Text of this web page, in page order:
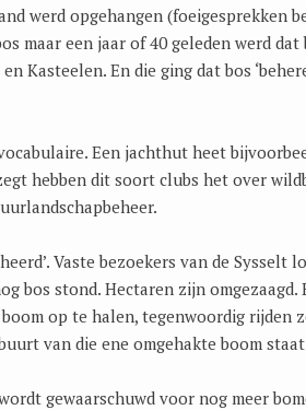
werd opgehangen (foeigesprekken
maar een jaar of 40 geleden werd
Kasteelen. En die ging dat bos
Een jachthut heet
hebben dit soort clubs het over
Vaste bezoekers van de Sysselt
bos stond. Hectaren zijn omgezaagd.
op te halen, tegenwoordig rijden
van die ene omgehakte boom
gewaarschuwd voor nog meer